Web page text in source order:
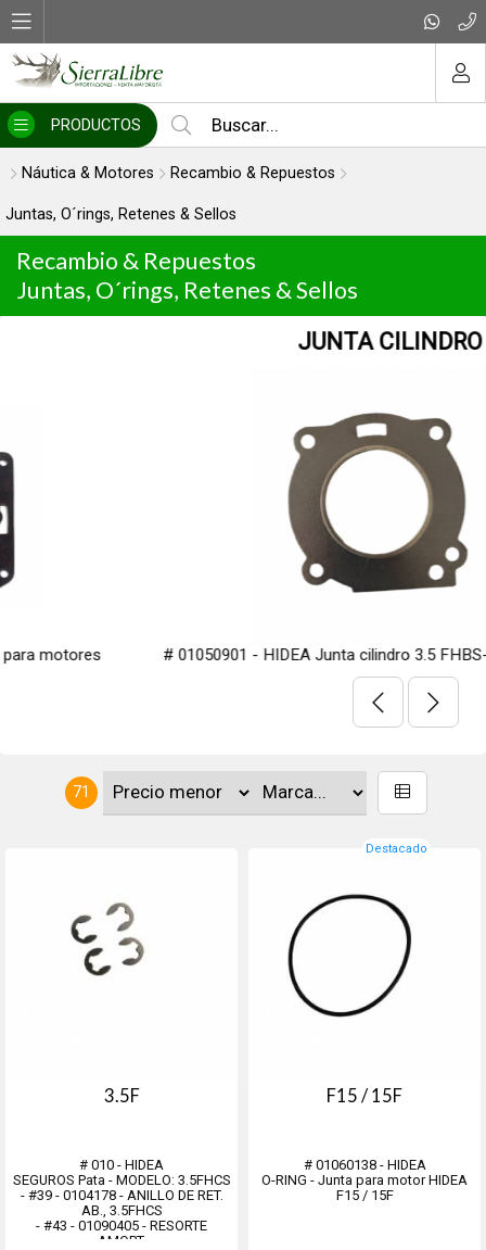
PRODUCTOS
Náutica & Motores Recambio & Repuestos
Juntas, O´rings, Retenes & Sellos
Recambio & Repuestos
Juntas, O´rings, Retenes & Sellos
JUNTA CILINDRO
# 01050901 - HIDEA Junta cilindro 3.5 FHBS- 3.5HSC
71
3.5F
# 010 - HIDEA
SEGUROS Pata - MODELO: 3.5FHCS
- #39 - 0104178 - ANILLO DE RET.
AB., 3.5FHCS
- #43 - 01090405 - RESORTE
AMORT.
Destacado
F15 / 15F
# 01060138 - HIDEA
O-RING - Junta para motor HIDEA
F15 / 15F